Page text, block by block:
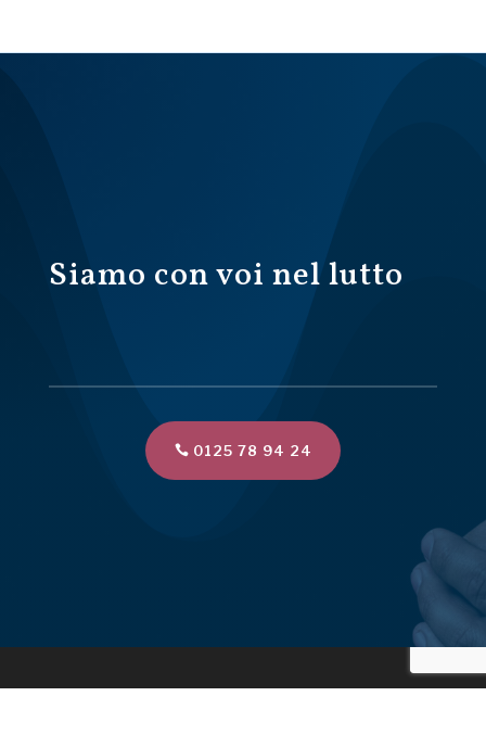
Siamo con voi nel lutto
0125 78 94 24